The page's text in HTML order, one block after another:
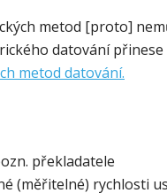
metod [proto]
datování
metod datování.
překladatele
(měřitelné) rychlosti